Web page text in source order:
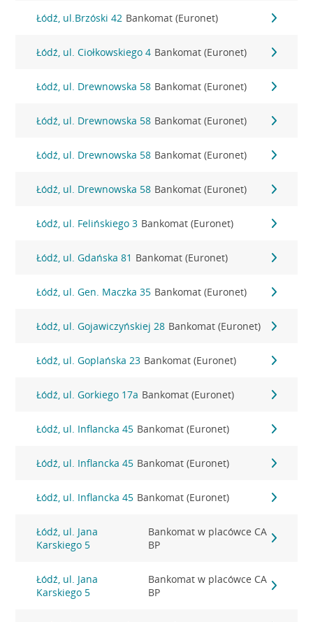
Łódź, ul.Brzóski 42 Bankomat (Euronet)
Łódź, ul. Ciołkowskiego 4 Bankomat (Euronet)
Łódź, ul. Drewnowska 58 Bankomat (Euronet)
Łódź, ul. Drewnowska 58 Bankomat (Euronet)
Łódź, ul. Drewnowska 58 Bankomat (Euronet)
Łódź, ul. Drewnowska 58 Bankomat (Euronet)
Łódź, ul. Felińskiego 3 Bankomat (Euronet)
Łódź, ul. Gdańska 81 Bankomat (Euronet)
Łódź, ul. Gen. Maczka 35 Bankomat (Euronet)
Łódź, ul. Gojawiczyńskiej 28 Bankomat (Euronet)
Łódź, ul. Goplańska 23 Bankomat (Euronet)
Łódź, ul. Gorkiego 17a Bankomat (Euronet)
Łódź, ul. Inflancka 45 Bankomat (Euronet)
Łódź, ul. Inflancka 45 Bankomat (Euronet)
Łódź, ul. Inflancka 45 Bankomat (Euronet)
Łódź, ul. Jana
Karskiego 5
Bankomat w placówce CA
BP
Łódź, ul. Jana
Karskiego 5
Bankomat w placówce CA
BP